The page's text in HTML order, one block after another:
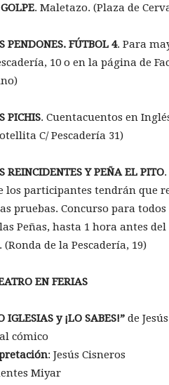
. Maletazo. (Plaza de
PENDONES. FÚTBOL 4. Para
10 o en la página de
PICHIS. Cuentacuentos en
C/ Pescadería 31)
REINCIDENTES Y PEÑA EL PITO
los participantes tendrán que
pruebas. Concurso para
Peñas, hasta 1 hora antes
de la Pescadería, 19)
EN FERIAS
IGLESIAS y ¡LO SABES!” de
cómico
: Jesús Cisneros
Miyar